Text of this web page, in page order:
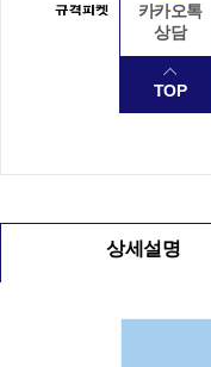
카카오톡
상담
TOP
상세설명